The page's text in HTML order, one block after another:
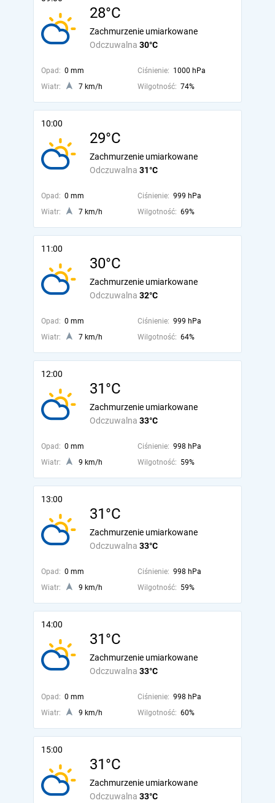
28°C
Odczuwalna 30°C
Zachmurzenie umiarkowane
Opad: 0 mm Ciśnienie: 1000 hPa
Wiatr:
7 km/h Wilgotność: 74%
10:00
29°C
Odczuwalna 31°C
Zachmurzenie umiarkowane
Opad: 0 mm Ciśnienie: 999 hPa
Wiatr:
7 km/h Wilgotność: 69%
11:00
30°C
Odczuwalna 32°C
Zachmurzenie umiarkowane
Opad: 0 mm Ciśnienie: 999 hPa
Wiatr:
7 km/h Wilgotność: 64%
12:00
31°C
Odczuwalna 33°C
Zachmurzenie umiarkowane
Opad: 0 mm Ciśnienie: 998 hPa
Wiatr:
9 km/h Wilgotność: 59%
13:00
31°C
Odczuwalna 33°C
Zachmurzenie umiarkowane
Opad: 0 mm Ciśnienie: 998 hPa
Wiatr:
9 km/h Wilgotność: 59%
14:00
31°C
Odczuwalna 33°C
Zachmurzenie umiarkowane
Opad: 0 mm Ciśnienie: 998 hPa
Wiatr:
9 km/h Wilgotność: 60%
15:00
31°C
Odczuwalna 33°C
Zachmurzenie umiarkowane